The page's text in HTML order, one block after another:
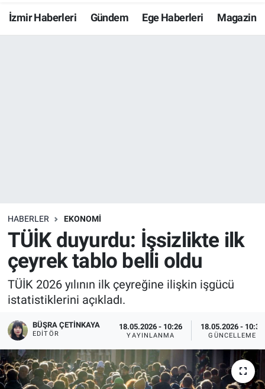
İzmir Haberleri Gündem Ege Haberleri Magazin
HABERLER EKONOMİ
TÜİK duyurdu: İşsizlikte ilk
çeyrek tablo belli oldu
TÜİK 2026 yılının ilk çeyreğine ilişkin işgücü
istatistiklerini açıkladı.
BÜŞRA ÇETINKAYA
EDITÖR
18.05.2026 - 10:26
YAYINLANMA
18.05.2026 - 10:32
GÜNCELLEME
Resmi İlanlar